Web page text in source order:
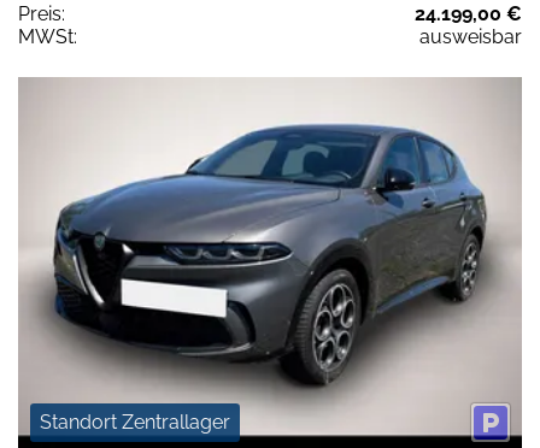
Preis:
24.199,00 €
MWSt:
ausweisbar
Standort Zentrallager